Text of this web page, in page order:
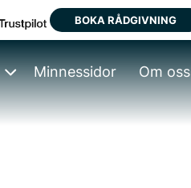
BOKA RÅDGIVNING
Minnessidor Om oss